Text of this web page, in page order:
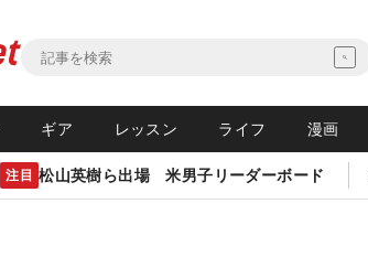
ギア レッスン ライフ 漫画
注目 松山英樹ら出場 米男子リーダーボード